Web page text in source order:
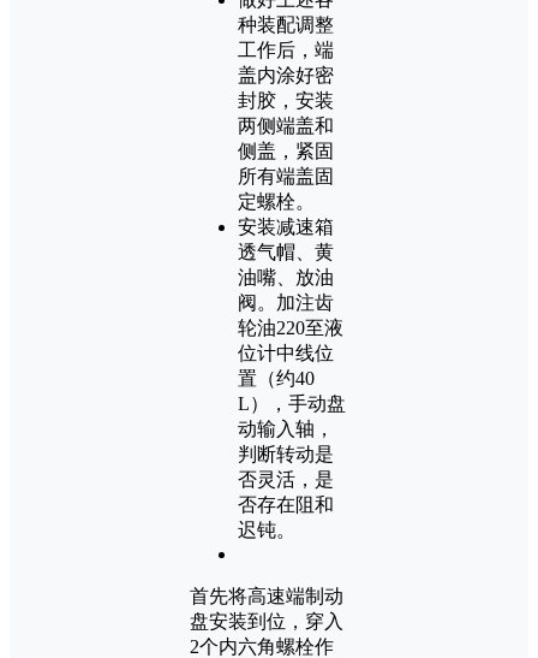
种装配调整
工作后，端
盖内涂好密
封胶，安装
两侧端盖和
侧盖，紧固
所有端盖固
定螺栓。
安装减速箱
透气帽、黄
油嘴、放油
阀。加注齿
轮油220至液
位计中线位
置（约40
L），手动盘
动输入轴，
判断转动是
否灵活，是
否存在阻和
迟钝。
首先将高速端制动
盘安装到位，穿入
2个内六角螺栓作